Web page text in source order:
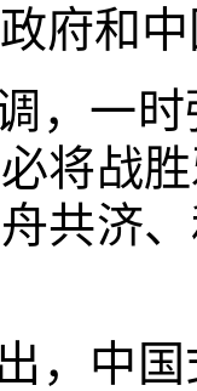
府和
，一
将战
共济
，中